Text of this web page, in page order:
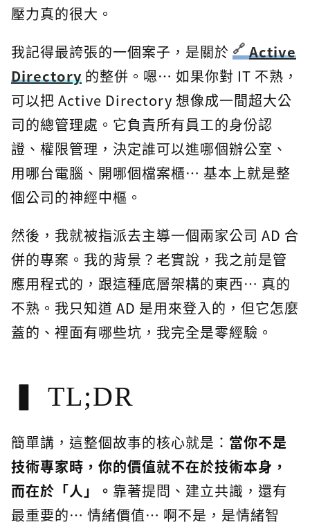
壓力真的很大。
我記得最誇張的一個案子，是關於
Active
Directory 的整併。嗯… 如果你對 IT 不熟，
可以把 Active Directory 想像成一間超大公
司的總管理處。它負責所有員工的身份認
證、權限管理，決定誰可以進哪個辦公室、
用哪台電腦、開哪個檔案櫃… 基本上就是整
個公司的神經中樞。
然後，我就被指派去主導一個兩家公司 AD 合
併的專案。我的背景？老實說，我之前是管
應用程式的，跟這種底層架構的東西… 真的
不熟。我只知道 AD 是用來登入的，但它怎麼
蓋的、裡面有哪些坑，我完全是零經驗。
TL;DR
簡單講，這整個故事的核心就是： 當你不是
技術專家時，你的價值就不在於技術本身，
而在於「人」。 靠著提問、建立共識，還有
最重要的… 情緒價值… 啊不是，是情緒智